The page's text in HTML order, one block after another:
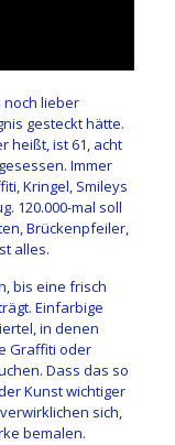
noch lieber
gesteckt hätte.
heißt, ist 61, acht
Immer
Kringel, Smileys
120.000-mal soll
Brückenpfeiler,
alles.
bis eine frisch
Einfarbige
in denen
Graffiti oder
Dass das so
Kunst wichtiger
sich,
bemalen.